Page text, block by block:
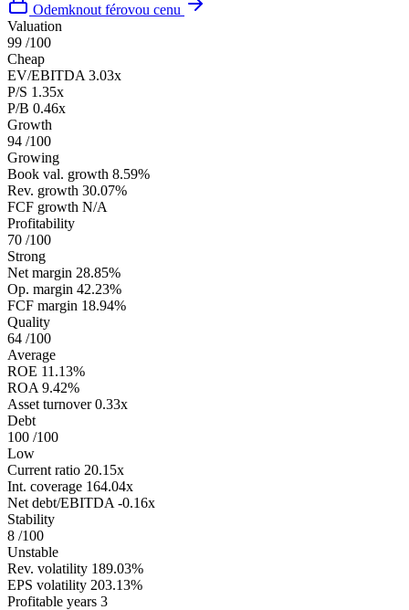
Odemknout férovou cenu
Valuation
99 /100
Cheap
EV/EBITDA 3.03x
P/S 1.35x
P/B 0.46x
Growth
94 /100
Growing
Book val. growth 8.59%
Rev. growth 30.07%
FCF growth N/A
Profitability
70 /100
Strong
Net margin 28.85%
Op. margin 42.23%
FCF margin 18.94%
Quality
64 /100
Average
ROE 11.13%
ROA 9.42%
Asset turnover 0.33x
Debt
100 /100
Low
Current ratio 20.15x
Int. coverage 164.04x
Net debt/EBITDA -0.16x
Stability
8 /100
Unstable
Rev. volatility 189.03%
EPS volatility 203.13%
Profitable years 3